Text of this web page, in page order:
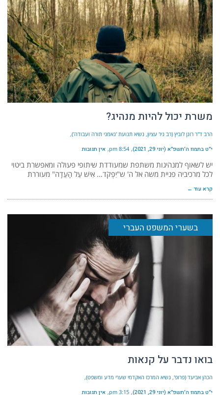
משרת יכול להיות מנהיג?
הרב ד"ר רונן לוביץ (רב ניר עציון, נשיא תנועת 'נאמני תורה ועבודה')
י״ט בתמוז ה׳תשפ״א (יוני 29, 2021) 8:54 pm אין תגובות
יש לשאוף למנהיגות משתפת שמעודדת שיתופי פעולה ומאפשרת ביטוי
לכל מרכיביה פניית משה אל ה' ש"יִפְקֹד… אִישׁ עַל הָעֵדָה" מעוררת
קרא עוד ←
בשערי המשפט העברי
בואו נדבר על קנאות
הכהן אביעד (פרופ', נשיא המרכז האקדמי שערי מדע ומשפט)
י״ט בתמוז ה׳תשפ״א (יוני 29, 2021) 3:15 pm אין תגובות